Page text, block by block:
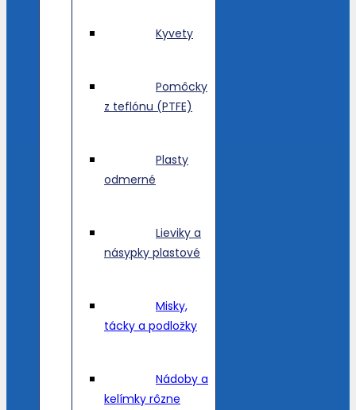
Kyvety
Pomôcky
z teflónu (PTFE)
Plasty
odmerné
Lieviky a
násypky plastové
Misky,
tácky a podložky
Nádoby a
kelímky rôzne